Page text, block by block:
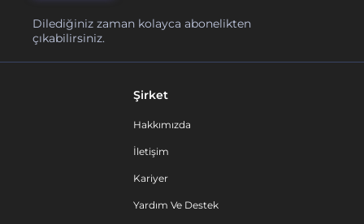
Dilediğiniz zaman kolayca abonelikten
çıkabilirsiniz.
Şirket
Hakkımızda
İletişim
Kariyer
Yardım Ve Destek